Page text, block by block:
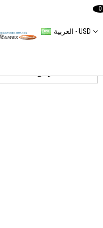
العربية - USD
0